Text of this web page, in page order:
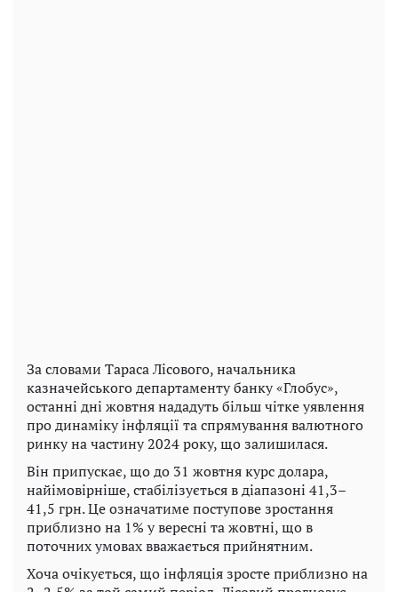
За словами Тараса Лісового, начальника
казначейського департаменту банку «Глобус»,
останні дні жовтня нададуть більш чітке уявлення
про динаміку інфляції та спрямування валютного
ринку на частину 2024 року, що залишилася.
Він припускає, що до 31 жовтня курс долара,
найімовірніше, стабілізується в діапазоні 41,3–
41,5 грн. Це означатиме поступове зростання
приблизно на 1% у вересні та жовтні, що в
поточних умовах вважається прийнятним.
Хоча очікується, що інфляція зросте приблизно на